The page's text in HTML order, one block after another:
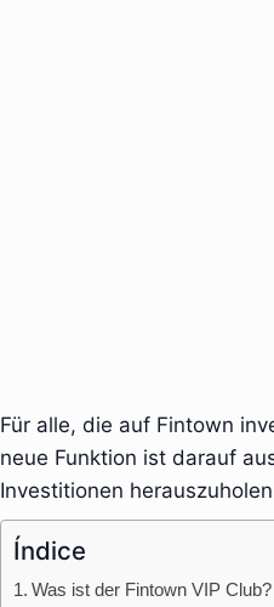
Für alle, die auf Fintown
neue Funktion ist darauf
Investitionen
Índice
Was ist der Fintown VIP Club?